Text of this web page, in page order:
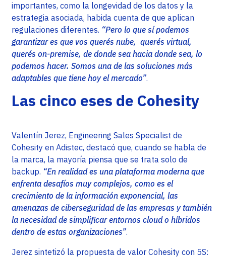
importantes, como la longevidad de los datos y la
estrategia asociada, habida cuenta de que aplican
regulaciones diferentes. “Pero lo que sí podemos
garantizar es que vos querés nube, querés virtual,
querés on-premise, de donde sea hacia donde sea, lo
podemos hacer. Somos una de las soluciones más
adaptables que tiene hoy el mercado”.
Las cinco eses de Cohesity
Valentín Jerez, Engineering Sales Specialist de
Cohesity en Adistec, destacó que, cuando se habla de
la marca, la mayoría piensa que se trata solo de
backup. “En realidad es una plataforma moderna que
enfrenta desafíos muy complejos, como es el
crecimiento de la información exponencial, las
amenazas de ciberseguridad de las empresas y también
la necesidad de simplificar entornos cloud o híbridos
dentro de estas organizaciones”.
Jerez sintetizó la propuesta de valor Cohesity con 5S: